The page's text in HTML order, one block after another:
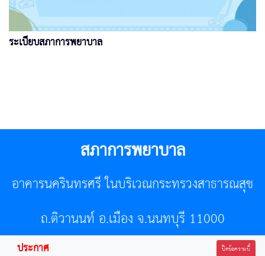
ระเบียบสภาการพยาบาล
สภาการพยาบาล
อาคารนครินทรศรี ในบริเวณกระทรวงสาธารณสุข
ถ.ติวานนท์ อ.เมือง จ.นนทบุรี 11000
โทรศัพท์ 02-596-7500 โทรสาร 0-2589-7121 E-mail :
ประกาศ ปิดข้อความนี้